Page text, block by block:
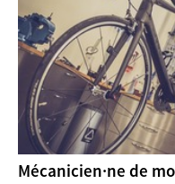
Mécanicien·ne de